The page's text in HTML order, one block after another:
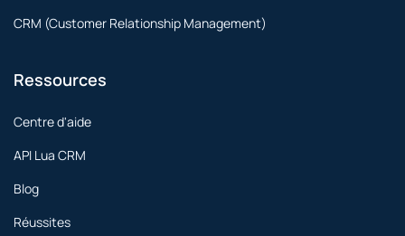
CRM (Customer Relationship Management)
Ressources
Centre d'aide
API Lua CRM
Blog
Réussites